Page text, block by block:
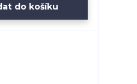
do košíku